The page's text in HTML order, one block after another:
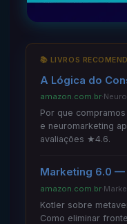
📚 LIVROS
A Lógica do
amazon.com.br·
Por que
e neuromarketing
avaliações ★4.6.
Marketing 6.0 —
amazon.com.br·
Kotler sobre
Como eliminar